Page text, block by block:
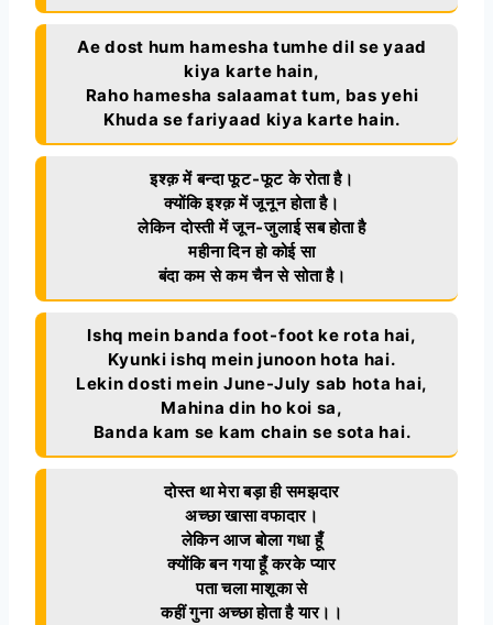
Ae dost hum hamesha tumhe dil se yaad
kiya karte hain,
Raho hamesha salaamat tum, bas yehi
Khuda se fariyaad kiya karte hain.
इश्क़ में बन्दा फूट-फूट के रोता है।
क्योंकि इश्क़ में जूनून होता है।
लेकिन दोस्ती में जून-जुलाई सब होता है
महीना दिन हो कोई सा
बंदा कम से कम चैन से सोता है।
Ishq mein banda foot-foot ke rota hai,
Kyunki ishq mein junoon hota hai.
Lekin dosti mein June-July sab hota hai,
Mahina din ho koi sa,
Banda kam se kam chain se sota hai.
दोस्त था मेरा बड़ा ही समझदार
अच्छा खासा वफादार।
लेकिन आज बोला गधा हूँ
क्योंकि बन गया हूँ करके प्यार
पता चला माशूका से
कहीं गुना अच्छा होता है यार।।